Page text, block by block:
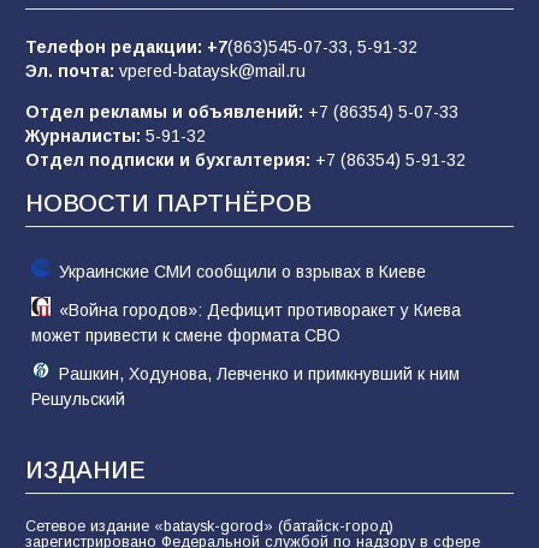
Батайчане вышли в финал Всероссийского
конкурса «Большая перемена»
62 04.08.2026
Командовал боем до последнего: герой
62 05.08.2026
Телефон редакции: +7(863)545-07-33, 5-91-32
Эл. почта: vpered-bataysk@mail.ru
Отдел рекламы и объявлений: +7 (86354) 5-07-33
Журналисты: 5-91-32
Отдел подписки и бухгалтерия: +7 (86354) 5-91-32
НОВОСТИ ПАРТНЁРОВ
Украинские СМИ сообщили о взрывах в Киеве
«Война городов»: Дефицит противоракет у Киева
может привести к смене формата СВО
Рашкин, Ходунова, Левченко и примкнувший к ним
Решульский
ИЗДАНИЕ
Сетевое издание «bataysk-gorod» (батайск-город)
зарегистрировано Федеральной службой по надзору в сфере